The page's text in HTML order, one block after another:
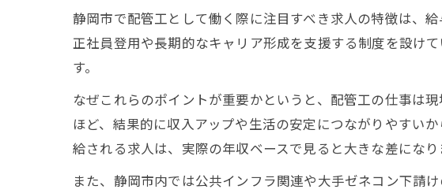
自営
配管
静岡県で
配管
配管
静岡
静岡市で配管工として働く際に注目すべき求人の特徴は、
正社員登用や長期的なキャリア形成を支援する制度を設け
す。
なぜこれらのポイントが重要かというと、配管工の仕事は
ほど、結果的に収入アップや生活の安定につながりやすい
給される求人は、実際の年収ベースで見ると大きな差になり
また、静岡市内では公共インフラ関連や大手ゼネコン下請